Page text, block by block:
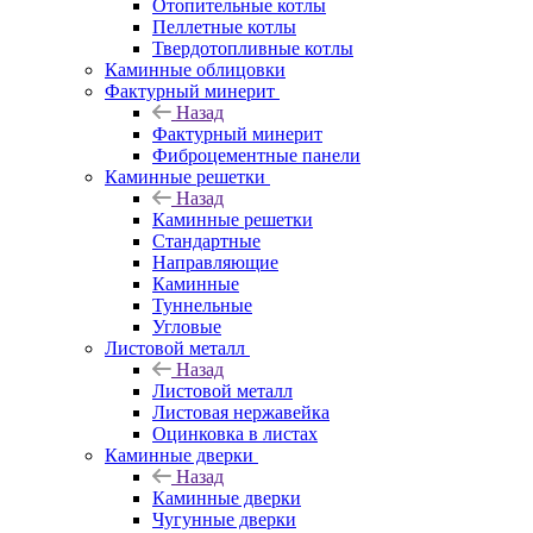
Отопительные котлы
Пеллетные котлы
Твердотопливные котлы
Каминные облицовки
Фактурный минерит
Назад
Фактурный минерит
Фиброцементные панели
Каминные решетки
Назад
Каминные решетки
Стандартные
Направляющие
Каминные
Туннельные
Угловые
Листовой металл
Назад
Листовой металл
Листовая нержавейка
Оцинковка в листах
Каминные дверки
Назад
Каминные дверки
Чугунные дверки